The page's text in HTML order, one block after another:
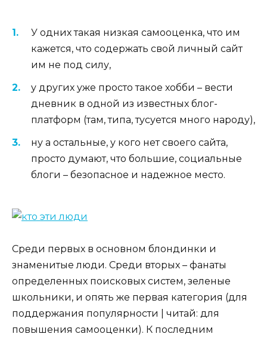
У одних такая низкая самооценка, что им
кажется, что содержать свой личный сайт
им не под силу,
у других уже просто такое хобби – вести
дневник в одной из известных блог-
платформ (там, типа, тусуется много народу),
ну а остальные, у кого нет своего сайта,
просто думают, что большие, социальные
блоги – безопасное и надежное место.
Среди первых в основном блондинки и
знаменитые люди. Среди вторых – фанаты
определенных поисковых систем, зеленые
школьники, и опять же первая категория (для
поддержания популярности | читай: для
повышения самооценки). К последним